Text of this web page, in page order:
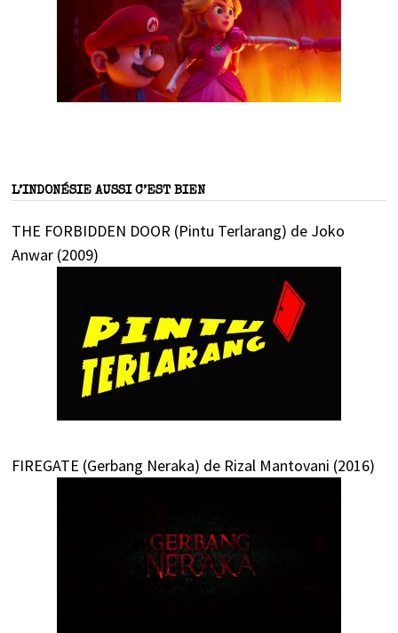
L’INDONÉSIE AUSSI C’EST BIEN
THE FORBIDDEN DOOR (Pintu Terlarang) de Joko
Anwar (2009)
FIREGATE (Gerbang Neraka) de Rizal Mantovani (2016)